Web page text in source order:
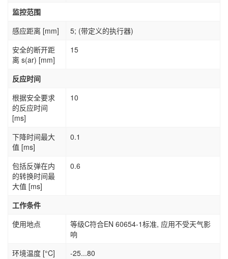
监控范围
感应距离 [mm]
5; (带定义的执行器)
安全的断开距
离 s(ar) [mm]
15
反应时间
根据安全要求
的反应时间
[ms]
10
下降时间最大
值 [ms]
0.1
包括反弹在内
的转换时间最
大值 [ms]
0.6
工作条件
使用地点
等级C符合EN 60654-1标准, 应用不受天气影
响
环境温度 [°C]
-25...80